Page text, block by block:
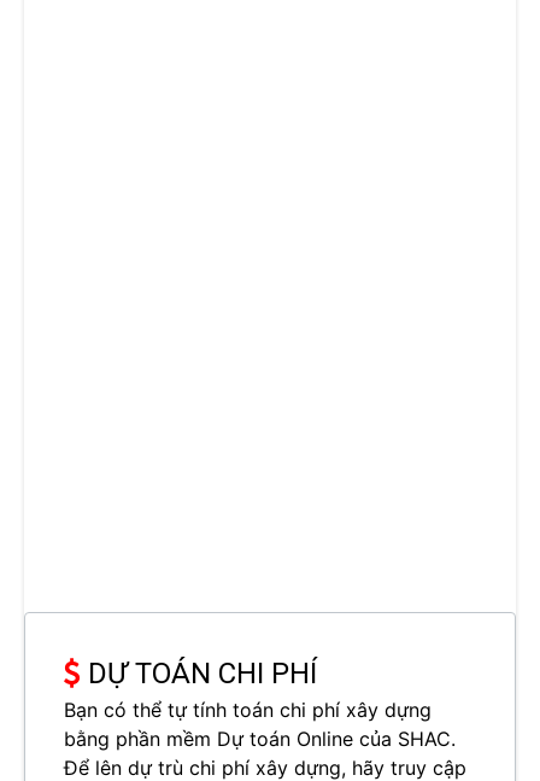
DỰ TOÁN CHI PHÍ
Bạn có thể tự tính toán chi phí xây dựng
bằng phần mềm Dự toán Online của SHAC.
Để lên dự trù chi phí xây dựng, hãy truy cập